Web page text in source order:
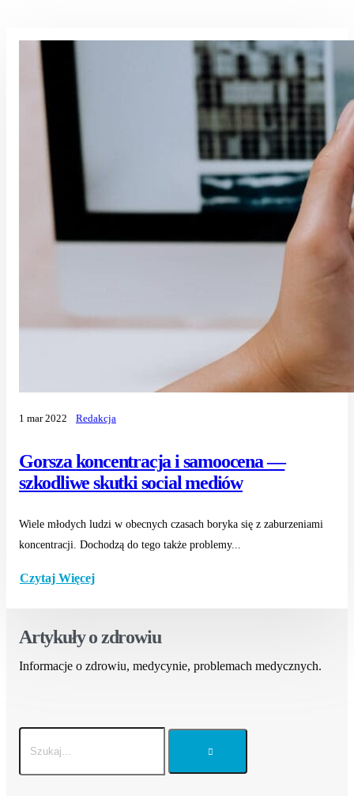
Gorsza koncentracja i samoocena —
szkodliwe skutki social mediów
1 mar 2022 Redakcja
Wiele młodych ludzi w obecnych czasach boryka się z zaburzeniami
koncentracji. Dochodzą do tego także problemy...
Czytaj Więcej
Artykuły o zdrowiu
Informacje o zdrowiu, medycynie, problemach medycznych.